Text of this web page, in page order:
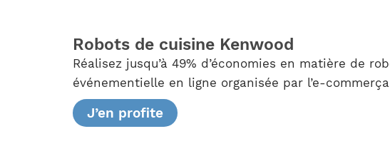
Robots de cuisine Kenwood
Réalisez jusqu’à 49% d’économies en matière de
événementielle en ligne organisée par l’e-
J’en profite